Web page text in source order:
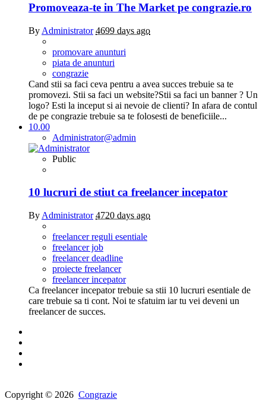
Promoveaza-te in The Market pe congrazie.ro
By Administrator 4699 days ago
promovare anunturi
piata de anunturi
congrazie
Cand stii sa faci ceva pentru a avea succes trebuie sa te
promovezi. Stii sa faci un website?Stii sa faci un banner ? Un
logo? Esti la inceput si ai nevoie de clienti? In afara de contul
de pe congrazie trebuie sa te folosesti de beneficiile...
10.00
Administrator@admin
Public
10 lucruri de stiut ca freelancer incepator
By Administrator 4720 days ago
freelancer reguli esentiale
freelancer job
freelancer deadline
proiecte freelancer
freelancer incepator
Ca freelancer incepator trebuie sa stii 10 lucruri esentiale de
care trebuie sa ti cont. Noi te sfatuim iar tu vei deveni un
freelancer de succes.
Copyright © 2026 Congrazie